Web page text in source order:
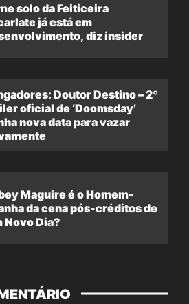
solo da Feiticeira
já está em
diz insider
Doutor Destino – 2º
oficial de ‘Doomsday’
nova data para vazar
Maguire é o Homem-
da cena pós-créditos de
Novo Dia?